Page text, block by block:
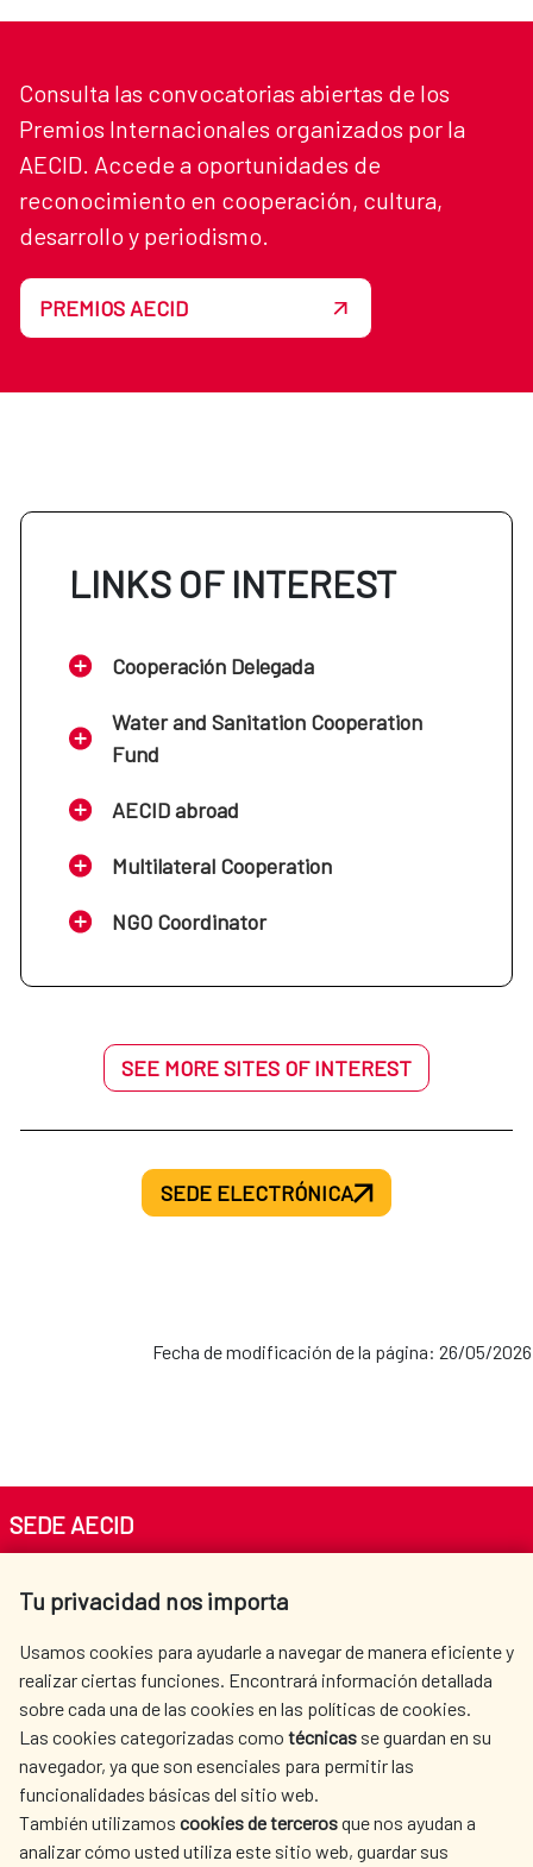
Consulta las convocatorias abiertas de los
Premios Internacionales organizados por la
AECID. Accede a oportunidades de
reconocimiento en cooperación, cultura,
desarrollo y periodismo.
PREMIOS AECID
LINKS OF INTEREST
Cooperación Delegada
Water and Sanitation Cooperation
Fund
AECID abroad
Multilateral Cooperation
NGO Coordinator
SEE MORE SITES OF INTEREST
SEDE ELECTRÓNICA
Fecha de modificación de la página: 26/05/2026
Tu privacidad nos importa
Usamos cookies para ayudarle a navegar de manera eficiente y
realizar ciertas funciones. Encontrará información detallada
sobre cada una de las cookies en las políticas de cookies.
Las cookies categorizadas como técnicas se guardan en su
navegador, ya que son esenciales para permitir las
funcionalidades básicas del sitio web.
También utilizamos cookies de tercerosque nos ayudan a
analizar cómo usted utiliza este sitio web, guardar sus
SEDE AECID
Tel. +34 900 20 30 54​​​​​​​
AECID
WHERE DO WE COOPERATE?
SPANISH HUMANITARIAN
ACTION
PRESS ROOM
CULTURE AND SCIENCE LIBRARY